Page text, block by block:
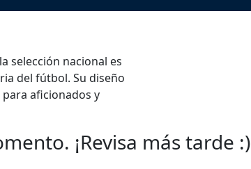
selección nacional es
del fútbol. Su diseño
aficionados y
¡Revisa más tarde :)